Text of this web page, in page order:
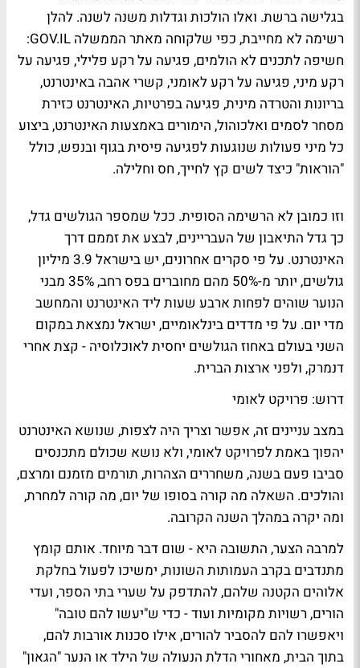
בגלישה ברשת. ואלו הולכות וגדלות משנה לשנה. להלן
רשימה לא מחייבת, כפי שלקוחה מאתר הממשלה GOV.IL:
חשיפה לתכנים לא הולמים, פגיעה על רקע פלילי, פגיעה על
רקע מיני, פגיעה על רקע לאומני, קשרי אהבה באינטרנט,
בריונות והטרדה מינית, פגיעה בפרטיות, האינטרנט כזירת
מסחר לסמים ואלכוהול, הימורים באמצעות האינטרנט, ביצוע
כל מיני פעולות שנוגעות לפגיעה פיסית בגוף ובנפש, כולל
"הוראות" כיצד לשים קץ לחייך, חס וחלילה.
וזו כמובן לא הרשימה הסופית. ככל שמספר הגולשים גדל,
כך גדל התיאבון של העבריינים, לבצע את זממם דרך
האינטרנט. על פי סקרים אחרונים, יש בישראל 3.9 מיליון
גולשים, יותר מ-50% מהם מחוברים בפס רחב, 35% מבני
הנוער שוהים לפחות ארבע שעות ליד האינטרנט והמחשב
מדי יום. על פי מדדים בינלאומיים, ישראל נמצאת במקום
השני בעולם באחוז הגולשים יחסית לאוכלוסיה - קצת אחרי
דנמרק, ולפני ארצות הברית.
דרוש: פרויקט לאומי
במצב עניינים זה, אפשר וצריך היה לצפות, שנושא האינטרנט
יהפוך באמת לפרויקט לאומי, ולא נושא שכולם מתכנסים
סביבו פעם בשנה, משחררים הצהרות, תורמים מזמנם ומרצם,
והולכים. השאלה מה קורה בסופו של יום, מה קורה למחרת,
ומה יקרה במהלך השנה הקרובה.
למרבה הצער, התשובה היא - שום דבר מיוחד. אותם קומץ
מתנדבים בקרב העמותות השונות, ימשיכו לפעול בחלקת
אלוהים הקטנה שלהם, להתדפק על שערי בתי הספר, ועדי
הורים, רשויות מקומיות ועוד - כדי ש"יעשו להם טובה"
ויאפשרו להם להסביר להורים, אילו סכנות אורבות להם,
בתוך הבית, מאחורי הדלת הנעולה של הילד או הנער "הגאון"